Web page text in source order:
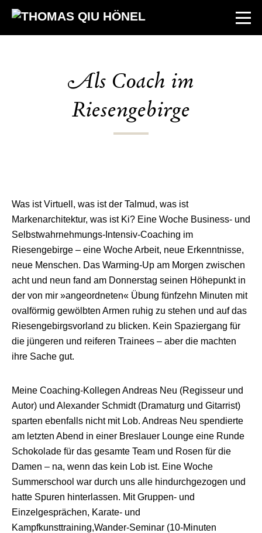
Als Coach im
Riesengebirge
Was ist Virtuell, was ist der Talmud, was ist
Markenarchitektur, was ist Ki? Eine Woche Business- und
Selbstwahrnehmungs-Intensiv-Coaching im
Riesengebirge – eine Woche Arbeit, neue Erkenntnisse,
neue Menschen. Das Warming-Up am Morgen zwischen
acht und neun fand am Donnerstag seinen Höhepunkt in
der von mir »angeordneten« Übung fünfzehn Minuten mit
ovalförmig gewölbten Armen ruhig zu stehen und auf das
Riesengebirgsvorland zu blicken. Kein Spaziergang für
die jüngeren und reiferen Trainees – aber die machten
ihre Sache gut.
Meine Coaching-Kollegen Andreas Neu (Regisseur und
Autor) und Alexander Schmidt (Dramaturg und Gitarrist)
sparten ebenfalls nicht mit Lob. Andreas Neu spendierte
am letzten Abend in einer Breslauer Lounge eine Runde
Schokolade für das gesamte Team und Rosen für die
Damen – na, wenn das kein Lob ist. Eine Woche
Summerschool war durch uns alle hindurchgezogen und
hatte Spuren hinterlassen. Mit Gruppen- und
Einzelgesprächen, Karate- und
Kampfkunsttraining,Wander-Seminar (10-Minuten